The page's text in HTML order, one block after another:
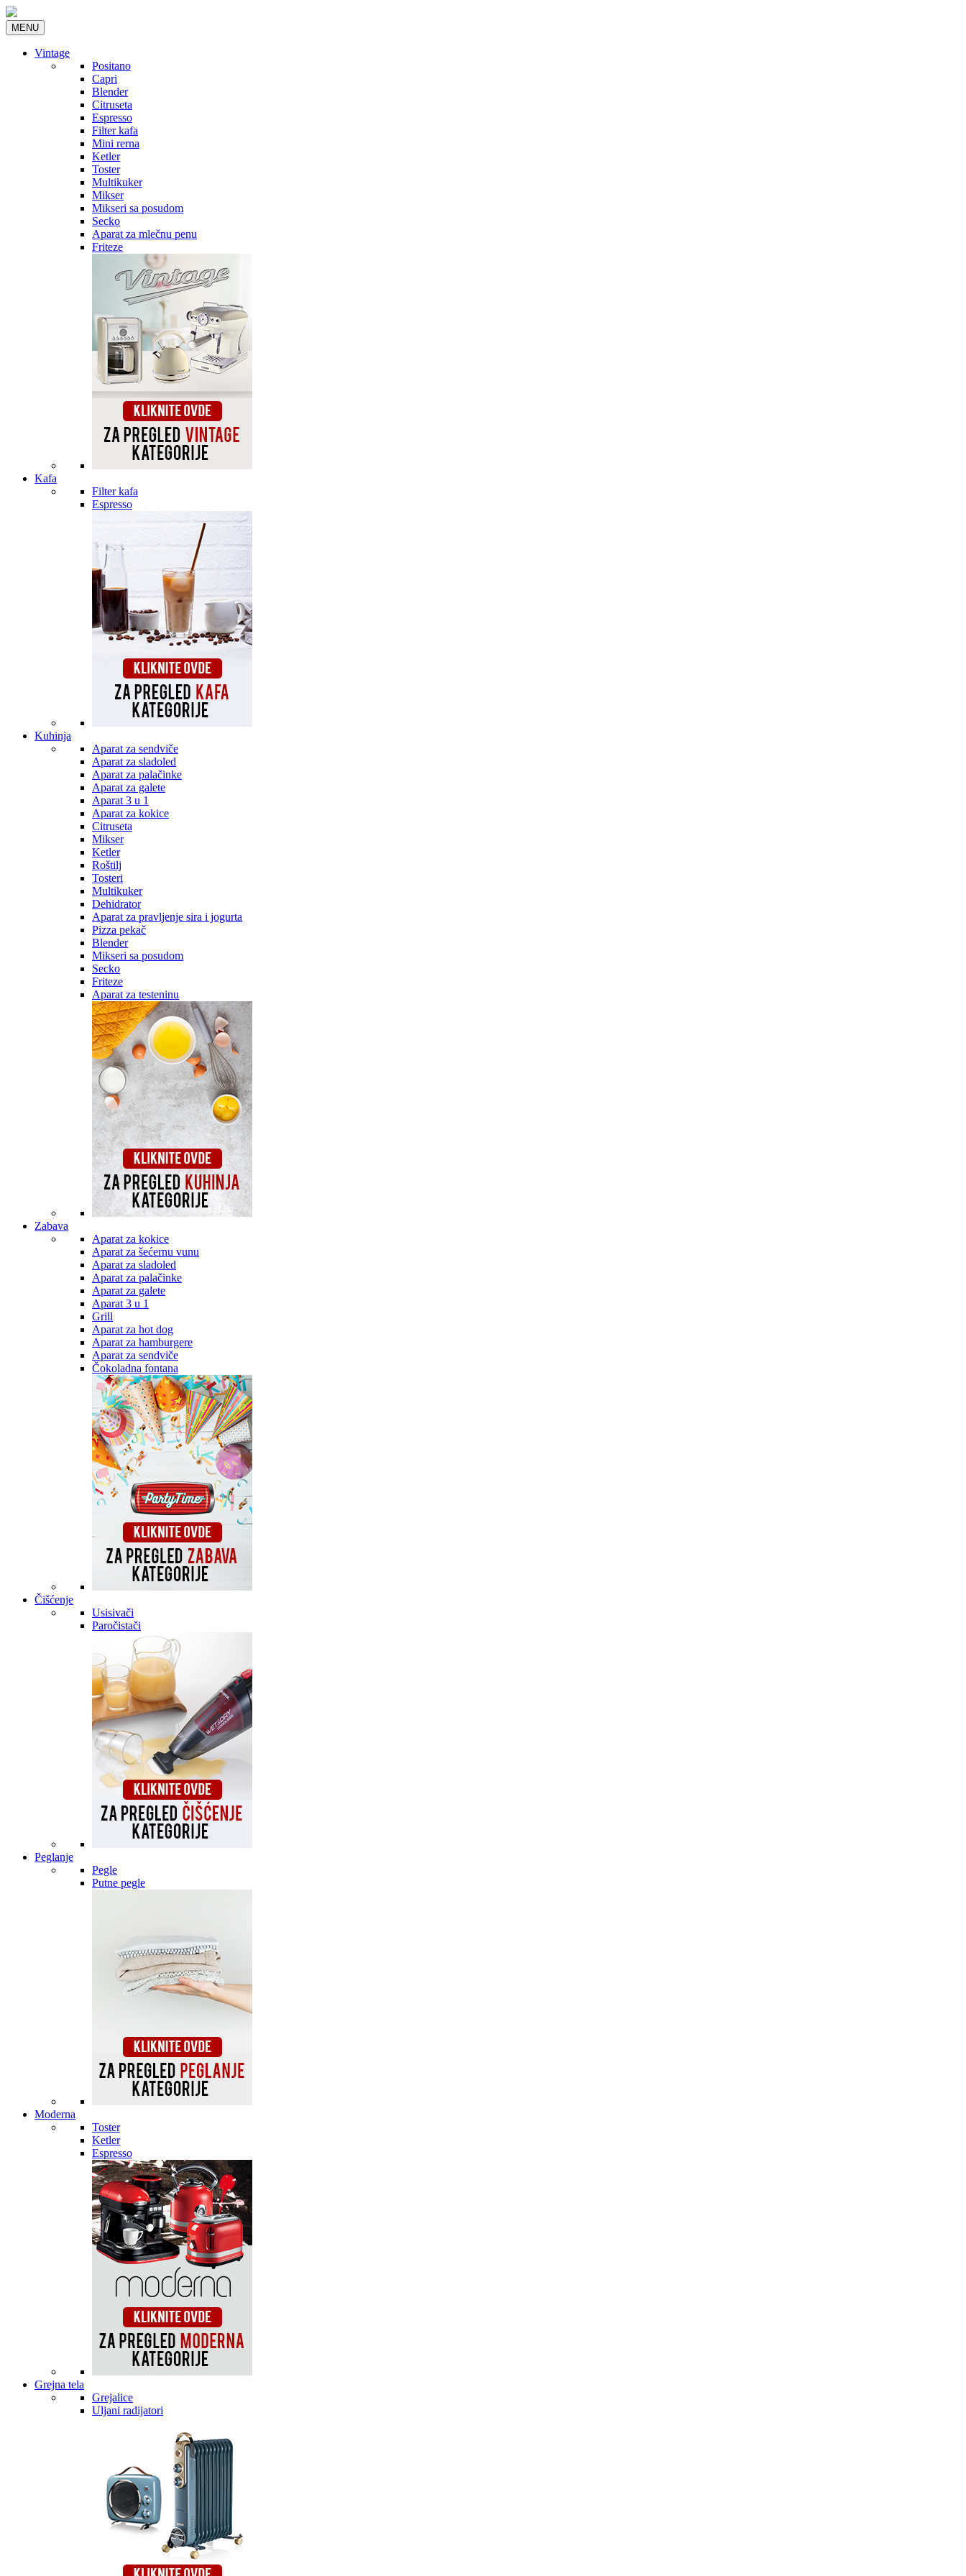
MENU
Vintage
Positano
Capri
Blender
Citruseta
Espresso
Filter kafa
Mini rerna
Ketler
Toster
Multikuker
Mikser
Mikseri sa posudom
Secko
Aparat za mlečnu penu
Friteze
Kafa
Filter kafa
Espresso
Kuhinja
Aparat za sendviče
Aparat za sladoled
Aparat za palačinke
Aparat za galete
Aparat 3 u 1
Aparat za kokice
Citruseta
Mikser
Ketler
Roštilj
Tosteri
Multikuker
Dehidrator
Aparat za pravljenje sira i jogurta
Pizza pekač
Blender
Mikseri sa posudom
Secko
Friteze
Aparat za testeninu
Zabava
Aparat za kokice
Aparat za šećernu vunu
Aparat za sladoled
Aparat za palačinke
Aparat za galete
Aparat 3 u 1
Grill
Aparat za hot dog
Aparat za hamburgere
Aparat za sendviče
Čokoladna fontana
Čišćenje
Usisivači
Paročistači
Peglanje
Pegle
Putne pegle
Moderna
Toster
Ketler
Espresso
Grejna tela
Grejalice
Uljani radijatori